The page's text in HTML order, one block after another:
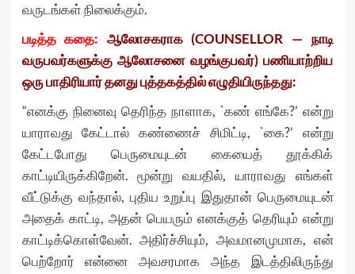
வருடங்கள் நிலைக்கும்.
படித்த கதை: ஆலோசகராக (COUNSELLOR — நாடி
வருபவர்களுக்கு ஆலோசனை வழங்குபவர்) பணியாற்றிய
ஒரு பாதிரியார் தனது புத்தகத்தில் எழுதியிருந்தது:
“எனக்கு நினைவு தெரிந்த நாளாக, `கண் எங்கே?’ என்று
யாராவது கேட்டால் கண்ணைச் சிமிட்டி, `கை?’ என்று
கேட்டபோது பெருமையுடன் கையைத் தூக்கிக்
காட்டியிருக்கிறேன். மூன்று வயதில், யாராவது எங்கள்
வீட்டுக்கு வந்தால், புதிய உறுப்பு இதுதான் பெருமையுடன்
அதைக் காட்டி, அதன் பெயரும் எனக்குத் தெரியும் என்று
காட்டிக்கொள்வேன். அதிர்ச்சியும், அவமானமுமாக, என்
பெற்றோர் என்னை அவசரமாக அந்த இடத்திலிருந்து